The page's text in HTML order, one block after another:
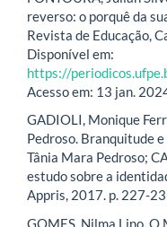
reverso: o porquê da
Revista de Educação,
Disponível em:
https://
Acesso em: 13 jan.
GADIOLI, Monique
Pedroso. Branquitude
Tânia Mara Pedroso;
estudo sobre a
Appris, 2017. p. 227-
GOMES, Nilma Lino.